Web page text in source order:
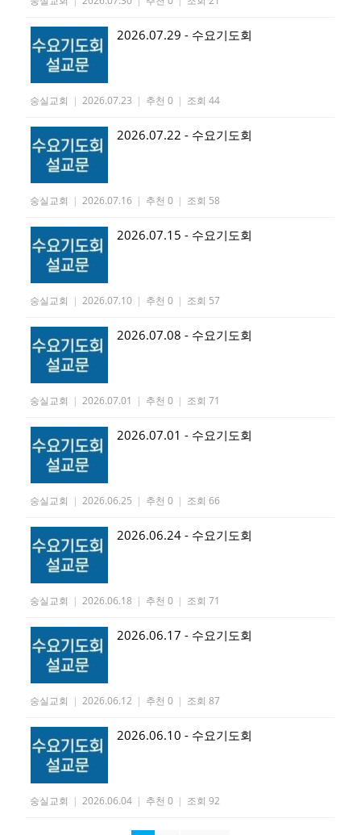
2026.07.29 - 수요기도회
숭실교회 | 2026.07.23 | 추천 0 | 조회 44
2026.07.22 - 수요기도회
숭실교회 | 2026.07.16 | 추천 0 | 조회 58
2026.07.15 - 수요기도회
숭실교회 | 2026.07.10 | 추천 0 | 조회 57
2026.07.08 - 수요기도회
숭실교회 | 2026.07.01 | 추천 0 | 조회 71
2026.07.01 - 수요기도회
숭실교회 | 2026.06.25 | 추천 0 | 조회 66
2026.06.24 - 수요기도회
숭실교회 | 2026.06.18 | 추천 0 | 조회 71
2026.06.17 - 수요기도회
숭실교회 | 2026.06.12 | 추천 0 | 조회 87
2026.06.10 - 수요기도회
숭실교회 | 2026.06.04 | 추천 0 | 조회 92